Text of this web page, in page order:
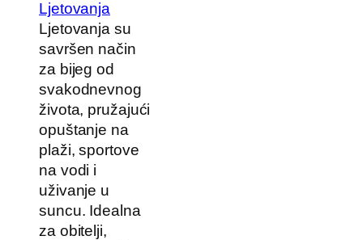
Ljetovanja
Ljetovanja su
savršen način
za bijeg od
svakodnevnog
života, pružajući
opuštanje na
plaži, sportove
na vodi i
uživanje u
suncu. Idealna
za obitelji,